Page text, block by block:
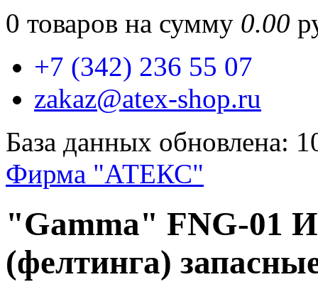
0 товаров на сумму 0.00
+7 (342) 236 55 07
zakaz@atex-shop.ru
База данных обновлена:
Фирма "АТЕКС"
"Gamma" FNG-01
(фелтинга)